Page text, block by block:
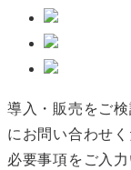
導入・販売をご
にお問い合わせ
必要事項をご入